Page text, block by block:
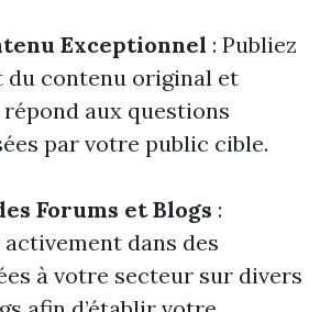
Exceptionnel : Publiez
du contenu original et
aux questions
par votre public cible.
Forums et Blogs :
dans des
à votre secteur sur divers